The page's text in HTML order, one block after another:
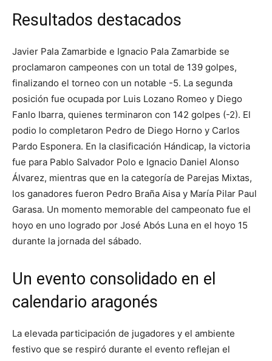
Resultados destacados
Javier Pala Zamarbide e Ignacio Pala Zamarbide se
proclamaron campeones con un total de 139 golpes,
finalizando el torneo con un notable -5. La segunda
posición fue ocupada por Luis Lozano Romeo y Diego
Fanlo Ibarra, quienes terminaron con 142 golpes (-2). El
podio lo completaron Pedro de Diego Horno y Carlos
Pardo Esponera. En la clasificación Hándicap, la victoria
fue para Pablo Salvador Polo e Ignacio Daniel Alonso
Álvarez, mientras que en la categoría de Parejas Mixtas,
los ganadores fueron Pedro Braña Aisa y María Pilar Paul
Garasa. Un momento memorable del campeonato fue el
hoyo en uno logrado por José Abós Luna en el hoyo 15
durante la jornada del sábado.
Un evento consolidado en el
calendario aragonés
La elevada participación de jugadores y el ambiente
festivo que se respiró durante el evento reflejan el